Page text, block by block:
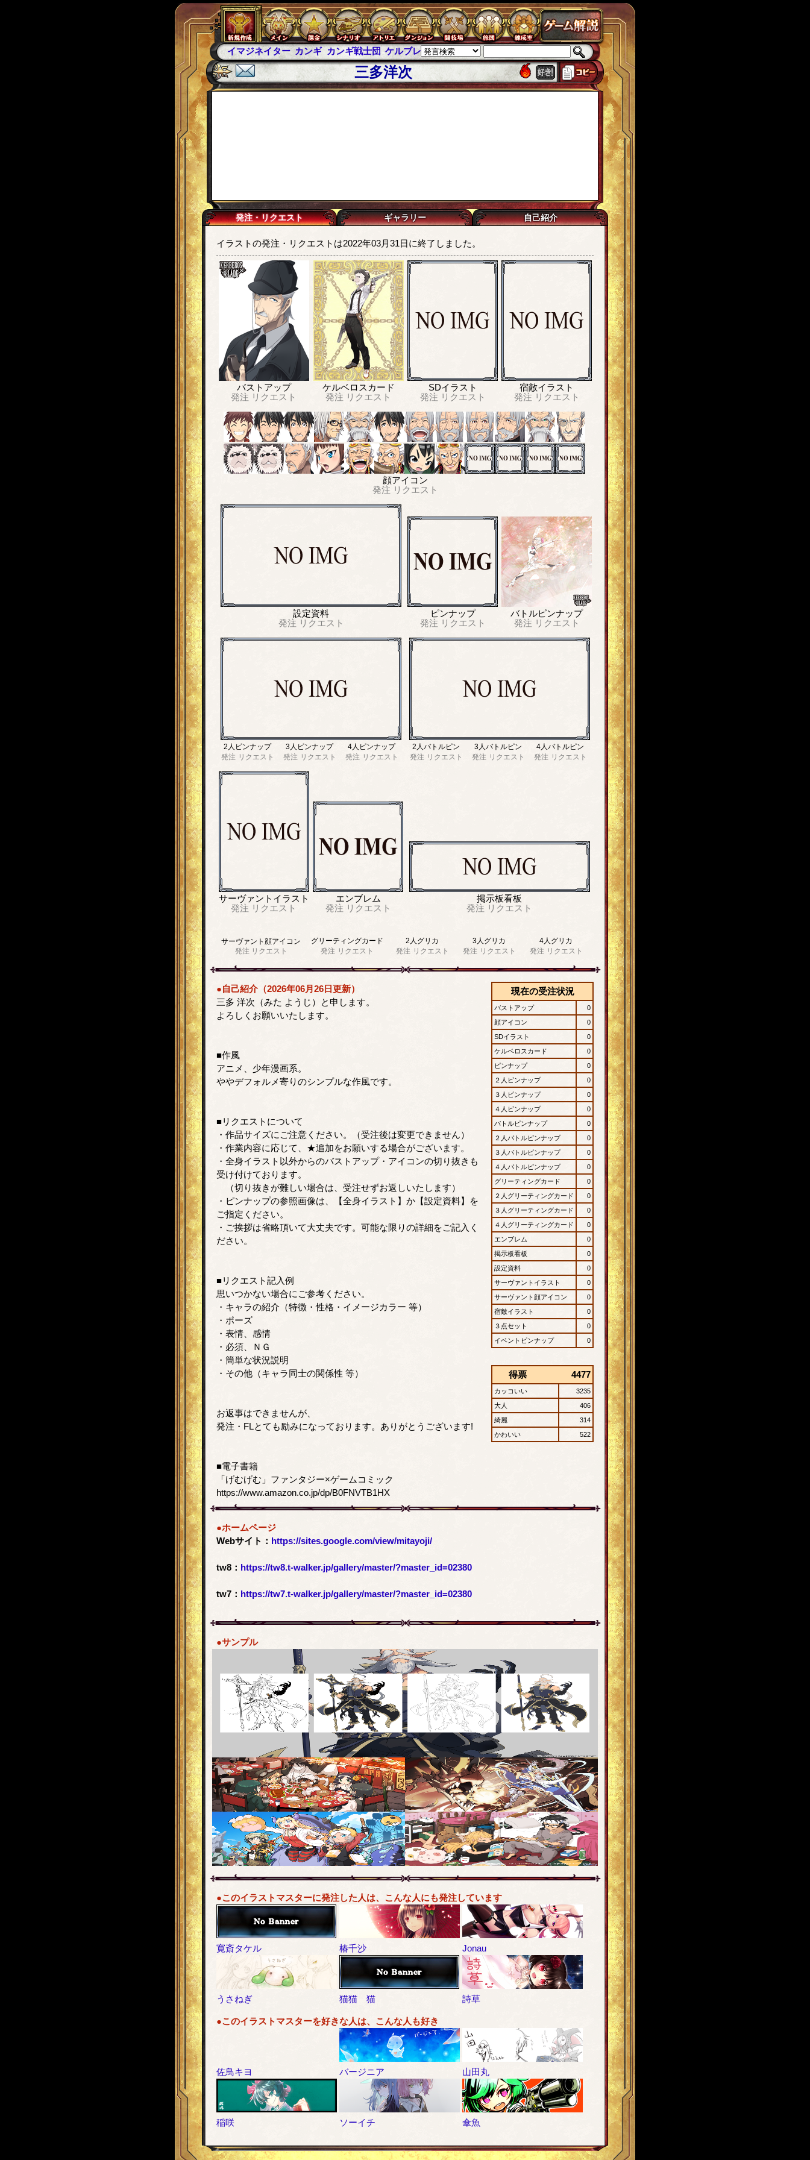
イマジネイター カンギ カンギ戦士団 ケルブレ ケルベロスブレイド チェインパラドクス
三多洋次
発注・リクエスト ギャラリー 自己紹介
イラストの発注・リクエストは2022年03月31日に終了しました。
バストアップ
発注 リクエスト
ケルベロスカード
発注 リクエスト
SDイラスト
発注 リクエスト
宿敵イラスト
発注 リクエスト
顔アイコン
発注 リクエスト
設定資料
発注 リクエスト
ピンナップ
発注 リクエスト
バトルピンナップ
発注 リクエスト
2人ピンナップ
発注 リクエスト
3人ピンナップ
発注 リクエスト
4人ピンナップ
発注 リクエスト
2人バトルピン
発注 リクエスト
3人バトルピン
発注 リクエスト
4人バトルピン
発注 リクエスト
サーヴァントイラスト
発注 リクエスト
エンブレム
発注 リクエスト
掲示板看板
発注 リクエスト
サーヴァント顔アイコン
発注 リクエスト
グリーティングカード
発注 リクエスト
2人グリカ
発注 リクエスト
3人グリカ
発注 リクエスト
4人グリカ
発注 リクエスト
現在の受注状況
バストアップ
0
顔アイコン
0
SDイラスト
0
ケルベロスカード
0
ピンナップ
0
２人ピンナップ
0
３人ピンナップ
0
４人ピンナップ
0
バトルピンナップ
0
２人バトルピンナップ
0
３人バトルピンナップ
0
４人バトルピンナップ
0
グリーティングカード
0
２人グリーティングカード
0
３人グリーティングカード
0
４人グリーティングカード
0
エンブレム
0
掲示板看板
0
設定資料
0
サーヴァントイラスト
0
サーヴァント顔アイコン
0
宿敵イラスト
0
３点セット
0
イベントピンナップ
0
得票 4477
カッコいい
3235
大人
406
綺麗
314
かわいい
522
●自己紹介（2026年06月26日更新）
三多 洋次（みた ようじ）と申します。
よろしくお願いいたします。
■作風
アニメ、少年漫画系。
ややデフォルメ寄りのシンプルな作風です。
■リクエストについて
・作品サイズにご注意ください。（受注後は変更できません）
・作業内容に応じて、★追加をお願いする場合がございます。
・全身イラスト以外からのバストアップ・アイコンの切り抜きも
受け付けております。
（切り抜きが難しい場合は、受注せずお返しいたします）
・ピンナップの参照画像は、【全身イラスト】か【設定資料】を
ご指定ください。
・ご挨拶は省略頂いて大丈夫です。可能な限りの詳細をご記入く
ださい。
■リクエスト記入例
思いつかない場合にご参考ください。
・キャラの紹介（特徴・性格・イメージカラー 等）
・ポーズ
・表情、感情
・必須、ＮＧ
・簡単な状況説明
・その他（キャラ同士の関係性 等）
お返事はできませんが、
発注・FLとても励みになっております。ありがとうございます!
■電子書籍
「げむげむ」ファンタジー×ゲームコミック
https://www.amazon.co.jp/dp/B0FNVTB1HX
●ホームページ
Webサイト： https://sites.google.com/view/mitayoji/
tw8： https://tw8.t-walker.jp/gallery/master/?master_id=02380
tw7： https://tw7.t-walker.jp/gallery/master/?master_id=02380
●サンプル
●このイラストマスターに発注した人は、こんな人にも発注しています
寛斎タケル 椿千沙 Jonau
うさねぎ 猫猫 猫 詩草
●このイラストマスターを好きな人は、こんな人も好き
佐鳥キヨ バージニア 山田丸
稲咲 ソーイチ 傘魚